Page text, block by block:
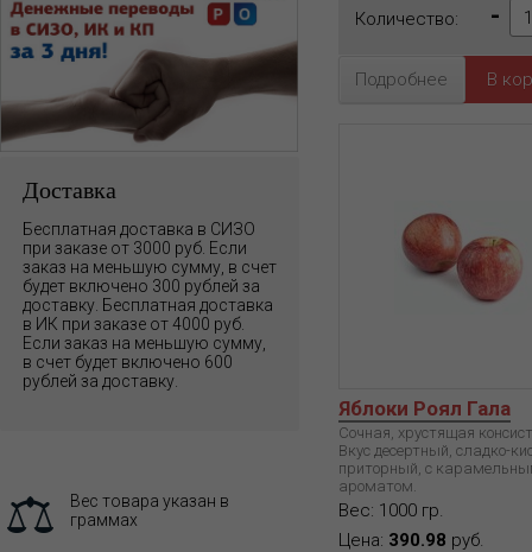
Доставка
Бесплатная доставка в СИЗО
при заказе от 3000 руб. Если
заказ на меньшую сумму, в счет
будет включено 300 рублей за
доставку. Бесплатная доставка
в ИК при заказе от 4000 руб.
Если заказ на меньшую сумму,
в счет будет включено 600
рублей за доставку.
Вес товара указан в
граммах
Количество: -
Подробнее
Яблоки Роял Гала
Сочная, хрустящая
Вкус десертный, сладко-
приторный, с
ароматом.
Вес: 1000 гр.
Цена: 390.98 руб.